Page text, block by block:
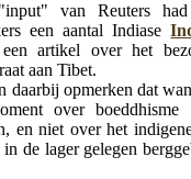
van Reuters had
een aantal Indiase
een artikel over het
aan Tibet.
daarbij opmerken dat
over
en niet over het
de lager gelegen